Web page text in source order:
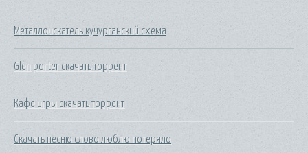
Металлоискатель кучурганский схема
Glen porter скачать торрент
Кафе игры скачать торрент
Скачать песню слово люблю потеряло